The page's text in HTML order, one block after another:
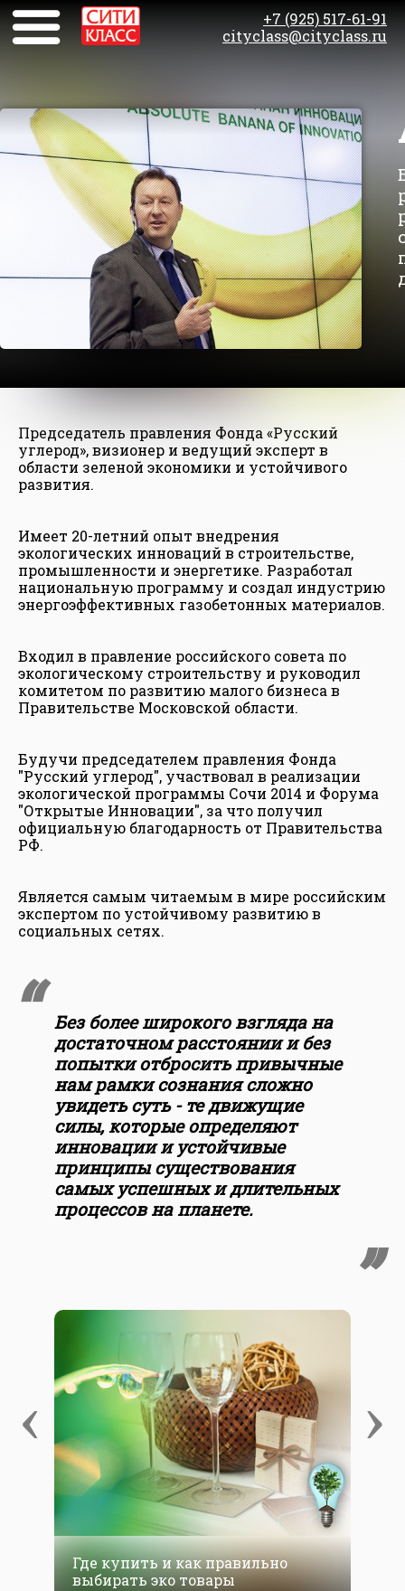
+7 (925) 517-61-91
cityclass@cityclass.ru
Председатель правления Фонда «Русский
углерод», визионер и ведущий эксперт в
области зеленой экономики и устойчивого
развития.
Имеет 20-летний опыт внедрения
экологических инноваций в строительстве,
промышленности и энергетике. Разработал
национальную программу и создал индустрию
энергоэффективных газобетонных материалов.
Входил в правление российского совета по
экологическому строительству и руководил
комитетом по развитию малого бизнеса в
Правительстве Московской области.
Будучи председателем правления Фонда
"Русский углерод", участвовал в реализации
экологической программы Сочи 2014 и Форума
"Открытые Инновации", за что получил
официальную благодарность от Правительства
РФ.
Является самым читаемым в мире российским
экспертом по устойчивому развитию в
социальных сетях.
Без более широкого взгляда на
достаточном расстоянии и без
попытки отбросить привычные
нам рамки сознания сложно
увидеть суть - те движущие
силы, которые определяют
инновации и устойчивые
принципы существования
самых успешных и длительных
процессов на планете.
‹ ›
Где купить и как правильно
выбирать эко товары